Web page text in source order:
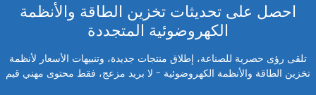
احصل على تحديثات تخزين الطاقة والأنظمة
الكهروضوئية المتجددة
تلقى رؤى حصرية للصناعة، إطلاق منتجات جديدة، وتنبيهات الأسعار لأنظمة
تخزين الطاقة والأنظمة الكهروضوئية - لا بريد مزعج، فقط محتوى مهني قيم